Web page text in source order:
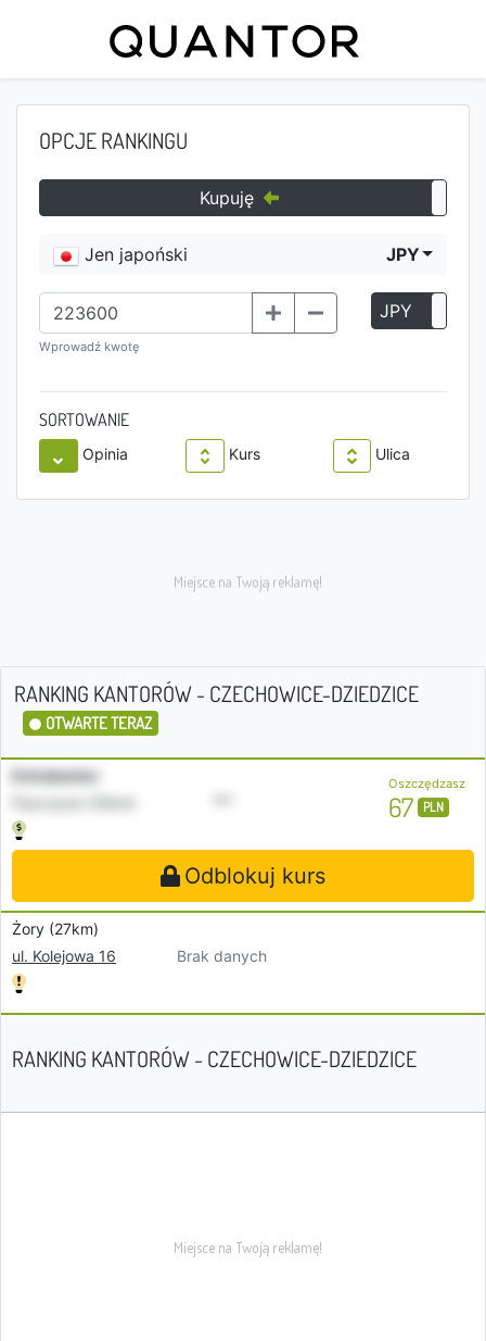
OPCJE RANKINGU
Kupuję
Jen japoński JPY
Wprowadź kwotę
JPY
SORTOWANIE
Opinia Kurs Ulica
RANKING KANTORÓW - CZECHOWICE-DZIEDZICE
OTWARTE TERAZ
Extrakantor
•••
Oszczędzasz
67 PLN
Odblokuj kurs
Żory (27km)
ul. Kolejowa 16
Brak danych
RANKING KANTORÓW - CZECHOWICE-DZIEDZICE